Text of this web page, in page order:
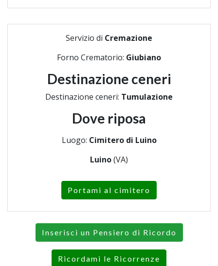
Servizio di Cremazione
Forno Crematorio: Giubiano
Destinazione ceneri
Destinazione ceneri: Tumulazione
Dove riposa
Luogo: Cimitero di Luino
Luino(VA)
Portami al cimitero
Inserisci un Pensiero di Ricordo
Ricordami le Ricorrenze